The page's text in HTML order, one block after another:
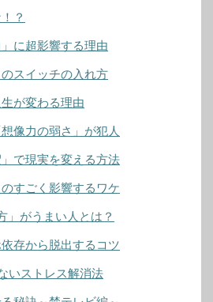
？
に超影響する理由
のスイッチの入れ方
が変わる理由
像力の弱さ」が犯人
で現実を変える方法
すごく影響するワケ
」がうまい人とは？
存から脱出するコツ
いストレス解消法